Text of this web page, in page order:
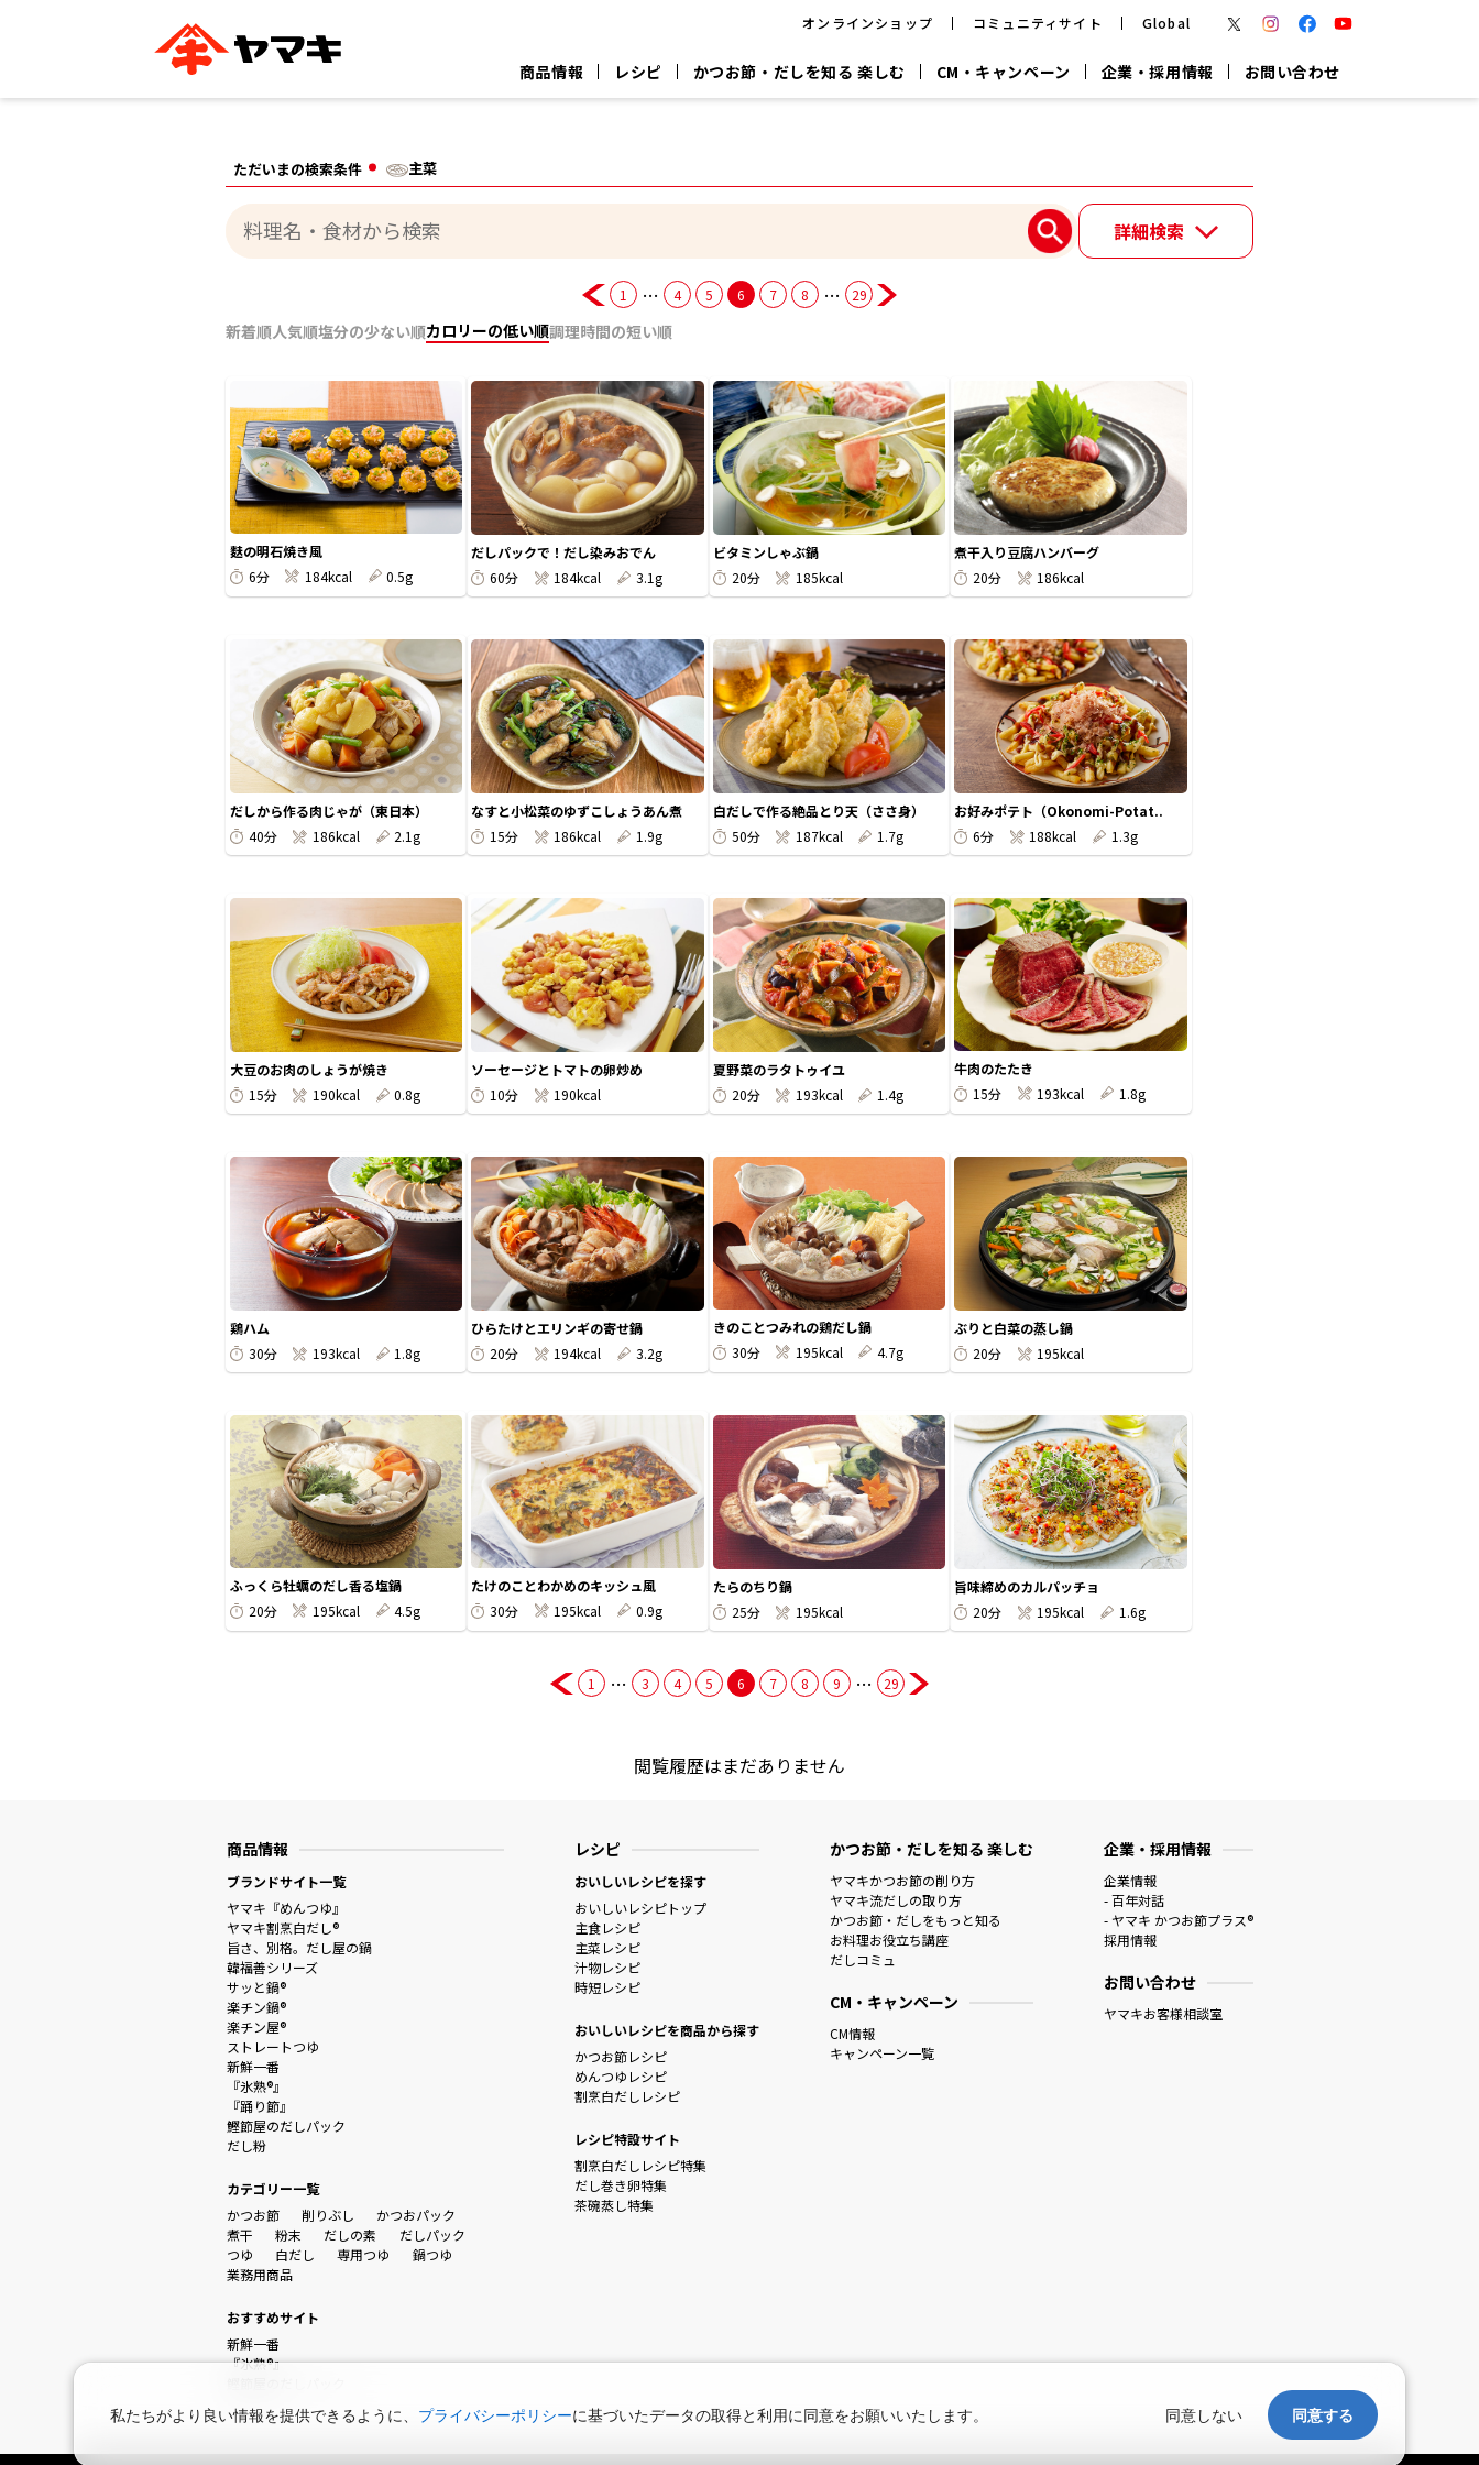
オンラインショップ コミュニティサイト Global
商品情報 レシピ かつお節・だしを知る 楽しむ CM・キャンペーン 企業・採用情報 お問い合わせ
ヤマキ
『めんつゆ』
ヤマキ
割烹白だし®
だし粉
カテゴリー別
かつお節 削りぶし かつおパック 煮干 粉末 だしの素 だしパック つゆ 白だし 専用調味料 鍋つゆ
主食レシピ
主菜レシピ
汁物レシピ
ヤマキの
割烹白だし
キャンペーン一覧
ヤマキ かつお節プラス®
ジョブリターン制
ただいまの検索条件 主菜
詳細検索
1 … 4 5 6 7 8 … 29
新着順人気順塩分の少ない順カロリーの低い順調理時間の短い順
麩の明石焼き風
6分
184kcal 0.5g
だしパックで！だし染みおでん
60分
184kcal 3.1g
ビタミンしゃぶ鍋
20分
185kcal
煮干入り豆腐ハンバーグ
20分
186kcal
だしから作る肉じゃが（東日本）
40分
186kcal 2.1g
なすと小松菜のゆずこしょうあん煮
15分
186kcal 1.9g
白だしで作る絶品とり天（ささ身）
50分
187kcal 1.7g
お好みポテト（Okonomi-Potat..
6分
188kcal 1.3g
大豆のお肉のしょうが焼き
15分
190kcal 0.8g
ソーセージとトマトの卵炒め
10分
190kcal
夏野菜のラタトゥイユ
20分
193kcal 1.4g
牛肉のたたき
15分
193kcal 1.8g
鶏ハム
30分
193kcal 1.8g
ひらたけとエリンギの寄せ鍋
20分
194kcal 3.2g
きのことつみれの鶏だし鍋
30分
195kcal 4.7g
ぶりと白菜の蒸し鍋
20分
195kcal
ふっくら牡蠣のだし香る塩鍋
20分
195kcal 4.5g
たけのことわかめのキッシュ風
30分
195kcal 0.9g
たらのちり鍋
25分
195kcal
旨味締めのカルパッチョ
20分
195kcal 1.6g
1 … 3 4 5 6 7 8 9 … 29
閲覧履歴はまだありません
商品情報
ブランドサイト一覧
ヤマキ『めんつゆ』
ヤマキ割烹白だし®
旨さ、別格。だし屋の鍋
韓福善シリーズ
サッと鍋®
楽チン鍋®
楽チン屋®
ストレートつゆ
新鮮一番
『氷熟®』
『踊り節』
鰹節屋のだしパック
だし粉
カテゴリー一覧
かつお節
削りぶし
かつおパック
煮干
粉末 だしの素
だしパック
つゆ
白だし 専用つゆ
鍋つゆ
業務用商品
おすすめサイト
新鮮一番
『氷熟®』
レシピ
おいしいレシピを探す
おいしいレシピトップ
主食レシピ
主菜レシピ
汁物レシピ
時短レシピ
おいしいレシピを商品から探す
かつお節レシピ
めんつゆレシピ
割烹白だしレシピ
レシピ特設サイト
割烹白だしレシピ特集
だし巻き卵特集
茶碗蒸し特集
かつお節・だしを知る 楽しむ
ヤマキかつお節の削り方
ヤマキ流だしの取り方
かつお節・だしをもっと知る
お料理お役立ち講座
だしコミュ
CM・キャンペーン
CM情報
キャンペーン一覧
企業・採用情報
企業情報
- 百年対話
- ヤマキ かつお節プラス®
採用情報
お問い合わせ
ヤマキお客様相談室
私たちがより良い情報を提供できるように、 プライバシーポリシーに基づいたデータの取得と利用に同意をお願いいたします。 同意しない 同意する